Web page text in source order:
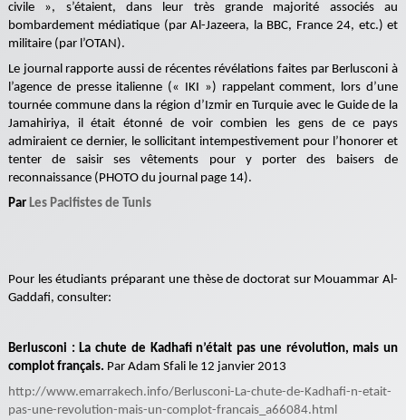
civile », s’étaient, dans leur très grande majorité associés au
bombardement médiatique (par Al-Jazeera, la BBC, France 24, etc.) et
militaire (par l’OTAN).
Le journal rapporte aussi de récentes révélations faites par Berlusconi à
l’agence de presse italienne (« IKI ») rappelant comment, lors d’une
tournée commune dans la région d’Izmir en Turquie avec le Guide de la
Jamahiriya, il était étonné de voir combien les gens de ce pays
admiraient ce dernier, le sollicitant intempestivement pour l’honorer et
tenter de saisir ses vêtements pour y porter des baisers de
reconnaissance (PHOTO du journal page 14).
Par Les Pacifistes de Tunis
Pour les étudiants préparant une thèse de doctorat sur Mouammar Al-
Gaddafi, consulter:
Berlusconi : La chute de Kadhafi n’était pas une révolution, mais un
complot français. Par Adam Sfali le 12 janvier 2013
http://www.emarrakech.info/Berlusconi-La-chute-de-Kadhafi-n-etait-
pas-une-revolution-mais-un-complot-francais_a66084.html